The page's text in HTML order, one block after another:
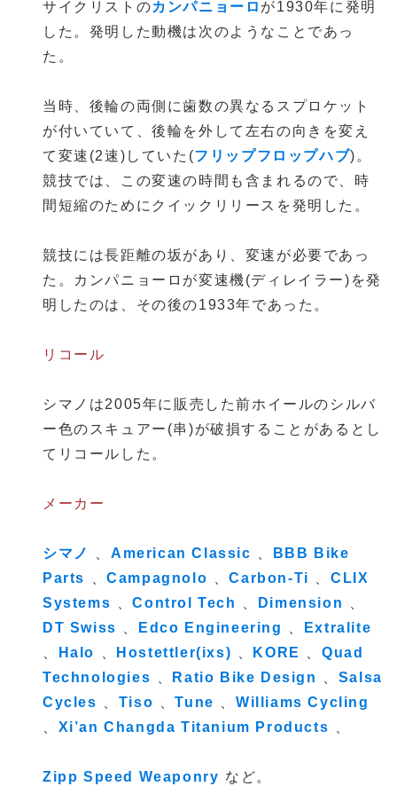
サイクリストのカンパニョーロ が1930年に発明
した。発明した動機は次のようなことであっ
た。
当時、後輪の両側に歯数の異なるスプロケット
が付いていて、後輪を外して左右の向きを変え
て変速(2速)していた(フリップフロップハブ)。
競技では、この変速の時間も含まれるので、時
間短縮のためにクイックリリースを発明した。
競技には長距離の坂があり、変速が必要であっ
た。カンパニョーロが変速機(ディレイラー)を発
明したのは、その後の1933年であった。
リコール
シマノは2005年に販売した前ホイールのシルバ
ー色のスキュアー(串)が破損することがあるとし
てリコールした。
メーカー
シマノ 、American Classic
BBB Bike
Parts
、Campagnolo 、Carbon-Ti 、CLIX
Systems
、Control Tech Dimension
DT Swiss
Edco Engineering
Extralite
Halo Hostettler(ixs) KORE 、Quad
Technologies
Ratio Bike Design
Salsa
Cycles
Tiso 、Tune 、Williams Cycling
Xi’an Changda Titanium Products
Zipp Speed Weaponry など。